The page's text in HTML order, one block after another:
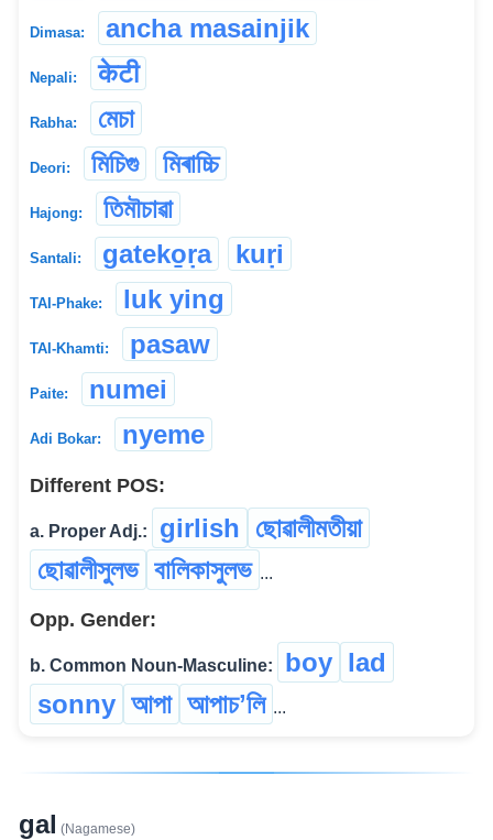
Dimasa: ancha masainjik
Nepali: केटी
Rabha: মেচা
Deori: মিচিগু মিৰাচ্চি
Hajong: তিমৗচাৱা
Santali: gateko̱ṛa kuṛi
TAI-Phake: luk ying
TAI-Khamti: pasaw
Paite: numei
Adi Bokar: nyeme
Different POS:
a. Proper Adj.: girlish ছোৱালীমতীয়া
ছোৱালীসুলভ বালিকাসুলভ ...
Opp. Gender:
b. Common Noun-Masculine: boy lad
sonny আপা আপাচʼলি ...
gal (Nagamese)